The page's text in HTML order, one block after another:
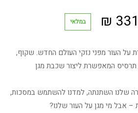
₪ המחיר
הנוכחי
הוא:
331.28 ₪.
במלאי
על העור מפני נזקי העולם החדש. שקוף,
תרסיס המאפשרת ליצור שכבת מגן
שלנו השתנתה, למדנו להשתמש במסכות,
– אבל מי מגן על העור שלנו?